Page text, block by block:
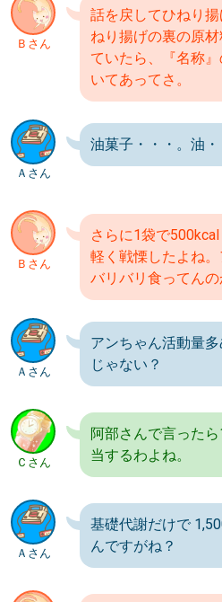
Ｂさん
話を戻してひねり
ねり揚げの裏の原
ていたら、『名称
いてあってさ。
Ａさん
油菓子・・・。油・
Ｂさん
さらに1袋で
軽く戦慄したよね
バリバリ食ってんの
Ａさん
アンちゃん活動量
じゃない？
Ｃさん
阿部さんで言った
当するわよね。
Ａさん
基礎代謝だけで
んですがね？